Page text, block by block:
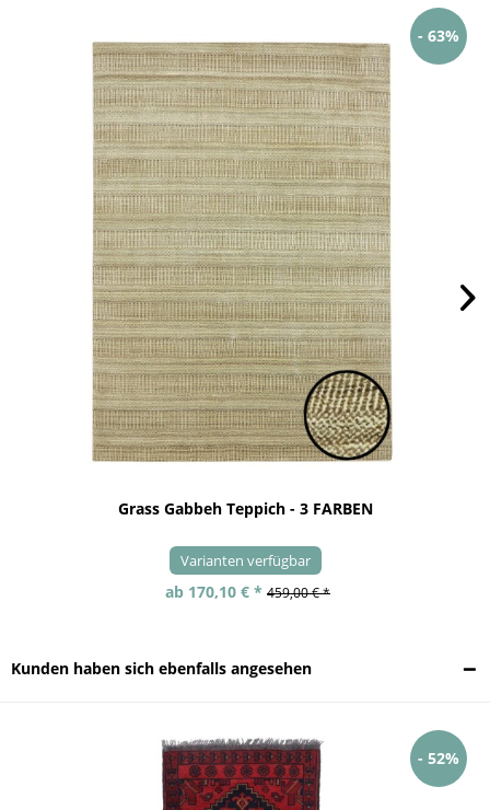
- 63%
Grass Gabbeh Teppich - 3 FARBEN
Varianten verfügbar
ab 170,10 € * 459,00 € *
Kunden haben sich ebenfalls angesehen
- 52%